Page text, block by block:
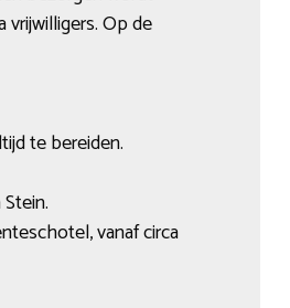
Op de
te bereiden.
vanaf circa